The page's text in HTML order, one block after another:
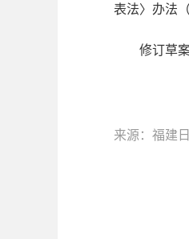
表法〉办法
修订草案
来源：福建